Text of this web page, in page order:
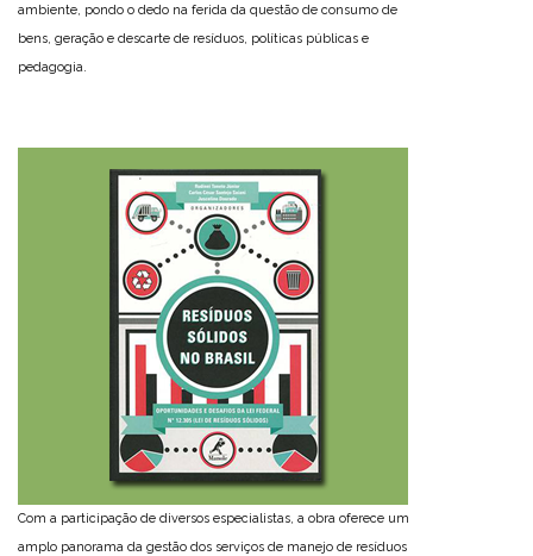
ambiente, pondo o dedo na ferida da questão de consumo de
bens, geração e descarte de resíduos, políticas públicas e
pedagogia.
Com a participação de diversos especialistas, a obra oferece um
amplo panorama da gestão dos serviços de manejo de resíduos